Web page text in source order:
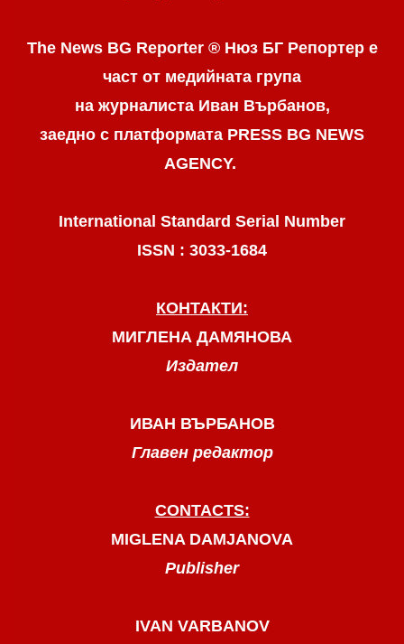
The News BG Reporter ® Нюз БГ Репортере
част от медийната група
на журналиста Иван Върбанов,
заедно с платформата PRESS BG NEWS
AGENCY.
International Standard Serial Number
ISSN : 3033-1684
КОНТАКТИ:
МИГЛЕНА ДАМЯНОВА
Издател
ИВАН ВЪРБАНОВ
Главен редактор
CONTACTS:
MIGLENA DAMJANOVA
Publisher
IVAN VARBANOV